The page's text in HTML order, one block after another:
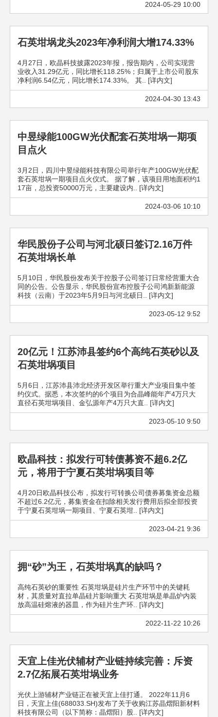
2024-05-29 10:00
石英坩埚龙头2023年净利润大增174.33%
4月27日，欧晶科技披露2023年报，报告期内，公司实现营
业收入31.29亿元，同比增长118.25%；归属于上市公司股东
净利润6.54亿元，同比增长174.33%。 其.. [详内文]
2024-04-30 13:43
中昱绿能100GW光伏配套石英坩埚一期项
目点火
3月2日，四川中昱绿能科技有限公司举行年产100GW光伏配
套石英坩埚一期项目点火仪式。 据了解，该项目用地面积约1
17亩，总投资50000万元，主要建设内.. [详内文]
2024-03-06 10:10
华民股份子公司与河北硕日签订2.16万件
石英坩埚长单
5月10日，华民股份发布关于控股子公司签订日常经营重大合
同的公告。公告显示，华民股份宣布控股子公司鸿新新能源
科技（云南）于2023年5月9日与河北硕日.. [详内文]
2023-05-12 9:52
20亿元！江苏沛县签约6个高纯石英砂以及
石英坩埚项目
5月6日，江苏沛县沛北经济开发区举行重大产业项目集中签
约仪式。据悉，本次签约的6个项目为合晶峰能年产4万只大
直径石英坩埚项目、金弘源年产4万只大直.. [详内文]
2023-05-10 9:50
欧晶科技：拟发行可转债募资不超6.2亿
元，将用于宁夏石英坩埚项目等
4月20日欧晶科技公布，拟发行可转换公司债券募集资金总额
不超过6.2亿元，募集资金在扣除相关发行费用后拟全部投资
于宁夏石英坩埚一期项目、宁夏石英坩.. [详内文]
2023-04-21 9:36
拥“砂”为王，石英坩埚真的缺吗？
高纯石英砂的重要性 石英坩埚是硅片生产环节中的关键耗
材，其质量对直拉单晶硅片影响重大 石英坩埚是单晶炉内装
放高温硅熔液的器皿，作为硅片生产环.. [详内文]
2022-11-22 10:26
天宜上佳光伏辅材产业链持续完善：斥资
2.7亿拓展石英坩埚业务
光伏上游辅材产业链正在被天宜上佳打通。 2022年11月6
日，天宜上佳(688033.SH)发布了关于收购江苏晶熠阳新材料
科技有限公司（以下简称：晶熠阳）股.. [详内文]